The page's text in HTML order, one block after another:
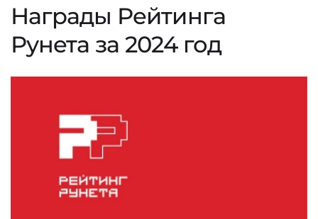
Награды Рейтинга
Рунета за 2024 год